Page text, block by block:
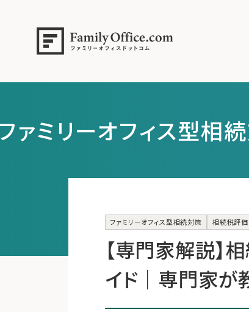
ァミリーオフィス型相
ファミリーオフィス型相続対策 相続税評価
【専門家解説】
イド｜専門家が